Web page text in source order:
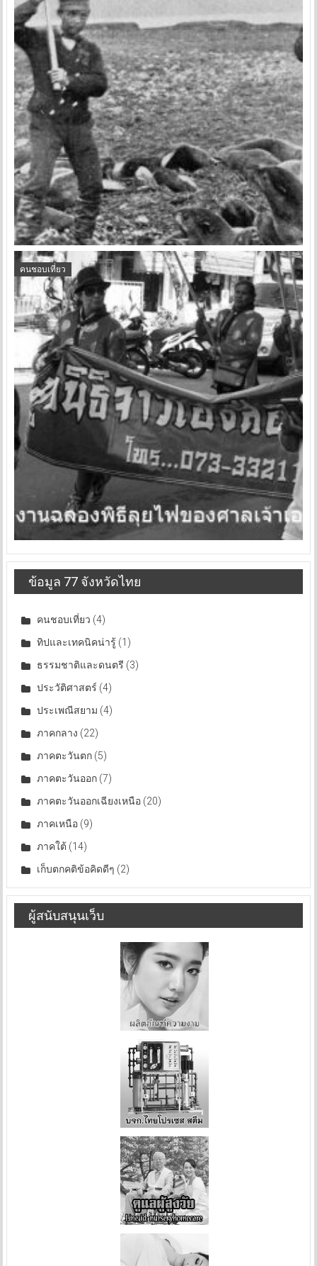
คนชอบเที่ยว
ข้อมูล 77 จังหวัดไทย
คนชอบเที่ยว (4)
ทิปและเทคนิคน่ารู้(1)
ธรรมชาติและดนตรี (3)
ประวัติศาสตร์ (4)
ประเพณีสยาม (4)
ภาคกลาง (22)
ภาคตะวันตก(5)
ภาคตะวันออก(7)
ภาคตะวันออกเฉียงเหนือ(20)
ภาคเหนือ(9)
ภาคใต้(14)
เก็บตกคติข้อคิดดีๆ (2)
ผู้สนับสนุนเว็บ